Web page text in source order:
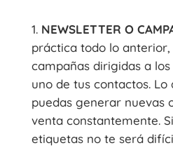
NEWSLETTER O
práctica todo lo
campañas dirigidas a
uno de tus contactos. Lo
puedas generar nuevas
venta constantemente.
etiquetas no te será